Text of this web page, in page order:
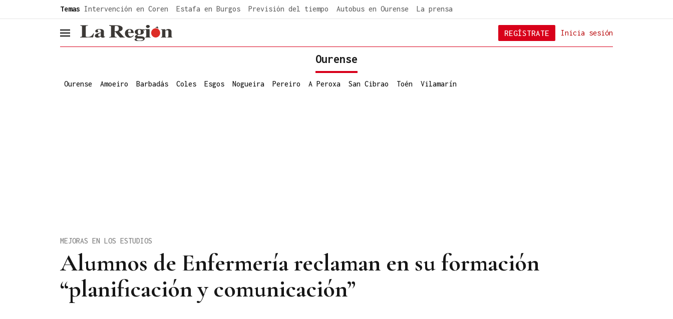
Temas Intervención en Coren Estafa en Burgos Previsión del tiempo Autobus en Ourense La prensa
header.menu.open Inicia sesión
REGÍSTRATE
Ourense
Ourense Amoeiro Barbadás Coles Esgos Nogueira Pereiro A Peroxa San Cibrao Toén Vilamarín
Alumnos de Enfermería reclaman en su formación
“planificación y comunicación”
MEJORAS EN LOS ESTUDIOS